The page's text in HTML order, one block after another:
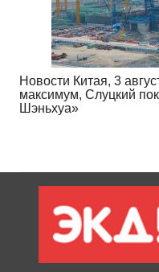
Новости Китая, 3
максимум, Слуцкий
Шэньхуа»